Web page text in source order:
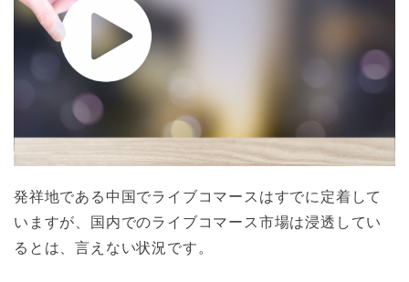
発祥地である中国でライブコマースはすでに定着して
いますが、国内でのライブコマース市場は浸透してい
るとは、言えない状況です。